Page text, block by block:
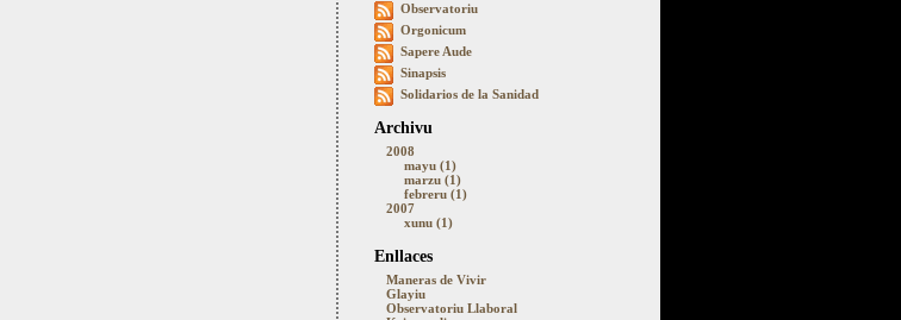
Observatoriu
Orgonicum
Sapere Aude
Sinapsis
Solidarios de la Sanidad
Archivu
2008
mayu (1)
marzu (1)
febreru (1)
2007
xunu (1)
Enllaces
Maneras de Vivir
Glayiu
Observatoriu Llaboral